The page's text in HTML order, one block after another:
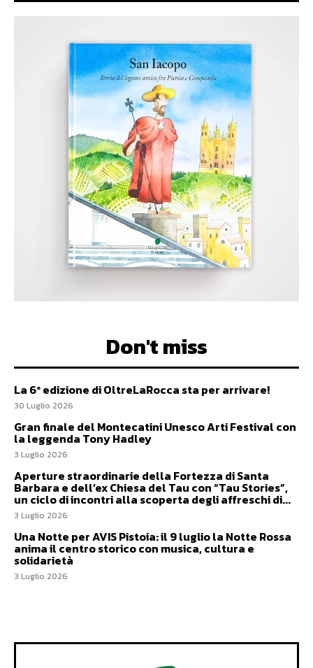
Don't miss
La 6ª edizione di OltreLaRocca sta per arrivare!
30 Luglio 2026
Gran finale del Montecatini Unesco Arti Festival con
la leggenda Tony Hadley
3 Luglio 2026
Aperture straordinarie della Fortezza di Santa
Barbara e dell’ex Chiesa del Tau con “Tau Stories”,
un ciclo di incontri alla scoperta degli affreschi di...
3 Luglio 2026
Una Notte per AVIS Pistoia: il 9 luglio la Notte Rossa
anima il centro storico con musica, cultura e
solidarietà
3 Luglio 2026